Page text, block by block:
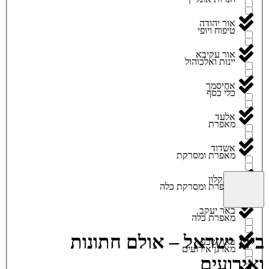
טיפוח ויופי
יינות ואלכוהול
כלי כסף
מאפרת
מאפרת ומסרקת
מאפרת ומסרקת כלה
מאפרת כלה
מארגן אירועים
אור יהודה
אור עקיבא
אחיסמך
אלעד
אשדוד
אשקלון
באר יעקב
באר שבע
בית ישראל – אולם חתונות
ואירועים